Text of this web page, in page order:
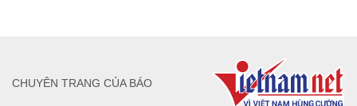
CHUYÊN TRANG CỦA BÁO